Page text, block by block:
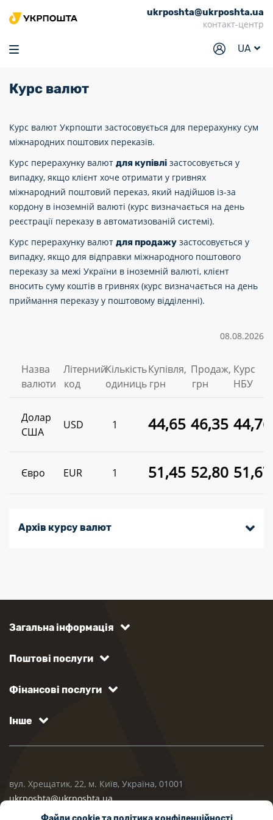
ukrposhta@ukrposhta.ua
контакт-центр
UA
Головна
Маркет
Трекінг
Тарифи
Відділення
Філателія
Кар’єра
Для бізнесу
Курс валют
Курс валют Укрпошти застосовується для перерахунку сум
міжнародних поштових переказів.
Курс перерахунку валют для купівлі застосовується у
випадку, якщо клієнт хоче отримати у гривнях
міжнародний поштовий переказ, який надійшов із-за
кордону в іноземній валюті (курс визначається на день
реєстрації переказу в автоматизованій системі).
Курс перерахунку валют для продажу застосовується у
випадку, якщо для відправки міжнародного поштового
переказу за межі України в іноземній валюті, клієнт
вносить суму коштів в гривнях (курс визначається на день
приймання переказу у поштовому відділенні).
08.08.2026
Назва
валюти
Лiтерний
код
Кількість
одиниць
Купiвля,
грн
Продаж,
грн
Курс
НБУ
Долар
США
USD 1 44,65 46,35
Євро EUR 1 51,45 52,80
Архів курсу валют
Загальна інформація
Поштові послуги
Фінансові послуги
Інше
вул. Хрещатик, 22, м. Київ, Україна, 01001
ukrposhta@ukrposhta.ua